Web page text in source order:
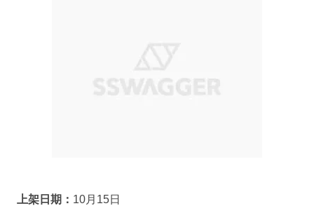
上架日期： 10月15日